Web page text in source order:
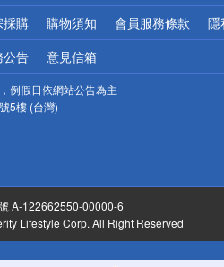
採購 購物須知 會員服務條款 隱
公告 意見信箱
例假日依網站公告為主
5樓 (台灣)
A-122662550-00000-6
Lifestyle Corp. All Right Reserved